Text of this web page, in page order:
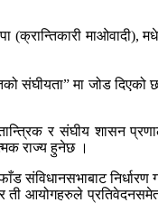
माओवादी),
संघीयता” मा जोड
र संघीय शासन
राज्य हुनेछ ।
संविधानसभाबाट निर्धारण
र ती आयोगहरुले